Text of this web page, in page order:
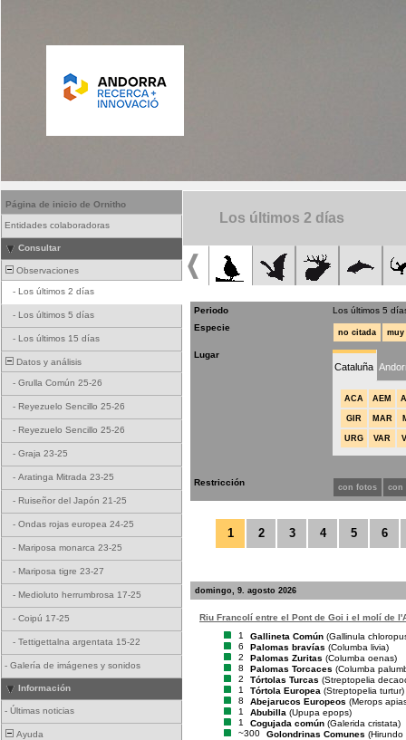
Página de inicio de Ornitho
Entidades colaboradoras
Consultar
Observaciones
- Los últimos 2 días
- Los últimos 5 días
- Los últimos 15 días
Datos y análisis
- Grulla Común 25-26
- Reyezuelo Sencillo 25-26
- Reyezuelo Sencillo 25-26
- Graja 23-25
- Aratinga Mitrada 23-25
- Ruiseñor del Japón 21-25
- Ondas rojas europea 24-25
- Mariposa monarca 23-25
- Mariposa tigre 23-27
- Medioluto herrumbrosa 17-25
- Coipú 17-25
- Tettigettalna argentata 15-22
- Galería de imágenes y sonidos
Información
- Últimas noticias
Ayuda
Los últimos 2 días
Periodo
Los últimos 5
Especie
no citada muy
Lugar
Cataluña
ACA AEM
GIR MAR
URG VAR
Restricción con fotos con
1 2 3 4 5 6
domingo, 9. agosto 2026
Riu Francolí entre el Pont de Goi i el molí de
1
Gallineta Común (Gallinula
6
Palomas bravías (Columba livia)
2
Palomas Zuritas (Columba oenas)
8
Palomas Torcaces (Columba
2
Tórtolas Turcas (Streptopelia
1
Tórtola Europea (Streptopelia turtur)
8
Abejarucos Europeos (Merops
1
Abubilla (Upupa epops)
1
Cogujada común (Galerida cristata)
~300
Golondrinas Comunes (Hirundo